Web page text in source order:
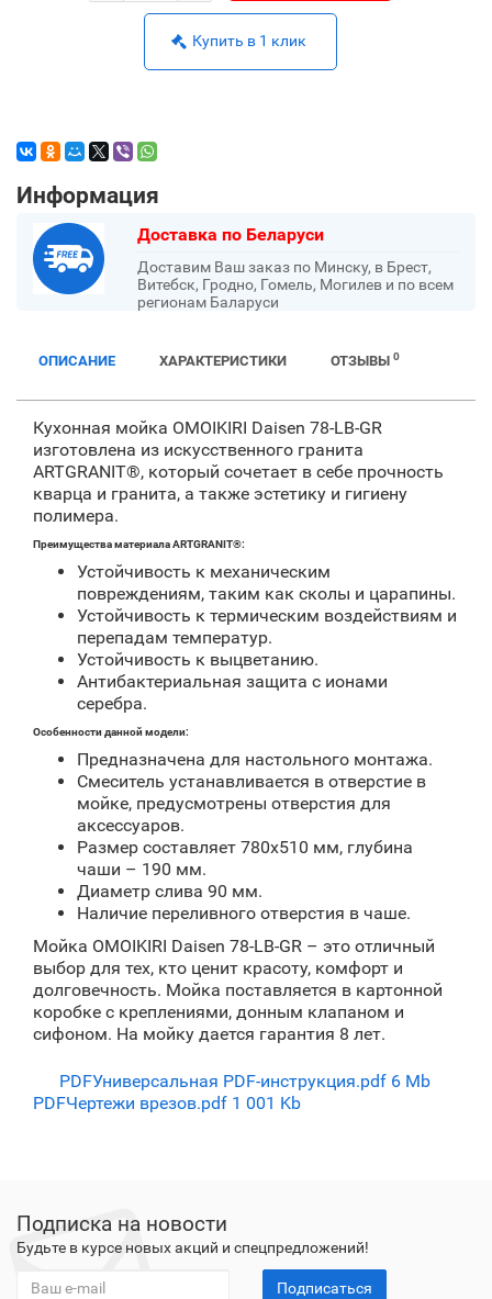
Купить в 1 клик
Информация
Доставка по Беларуси
Доставим Ваш заказ по Минску, в Брест,
Витебск, Гродно, Гомель, Могилев и по всем
регионам Баларуси
ОПИСАНИЕ ХАРАКТЕРИСТИКИ ОТЗЫВЫ 0
Кухонная мойка OMOIKIRI Daisen 78-LB-GR
изготовлена из искусственного гранита
ARTGRANIT®, который сочетает в себе прочность
кварца и гранита, а также эстетику и гигиену
полимера.
Преимущества материала ARTGRANIT®:
Устойчивость к механическим
повреждениям, таким как сколы и царапины.
Устойчивость к термическим воздействиям и
перепадам температур.
Устойчивость к выцветанию.
Антибактериальная защита с ионами
серебра.
Особенности данной модели:
Предназначена для настольного монтажа.
Смеситель устанавливается в отверстие в
мойке, предусмотрены отверстия для
аксессуаров.
Размер составляет 780x510 мм, глубина
чаши – 190 мм.
Диаметр слива 90 мм.
Наличие переливного отверстия в чаше.
Мойка OMOIKIRI Daisen 78-LB-GR – это отличный
выбор для тех, кто ценит красоту, комфорт и
долговечность. Мойка поставляется в картонной
коробке с креплениями, донным клапаном и
сифоном. На мойку дается гарантия 8 лет.
PDFУниверсальная PDF-инструкция.pdf 6 Mb
PDFЧертежи врезов.pdf 1 001 Kb
Подписка на новости
Будьте в курсе новых акций и спецпредложений!
Подписаться